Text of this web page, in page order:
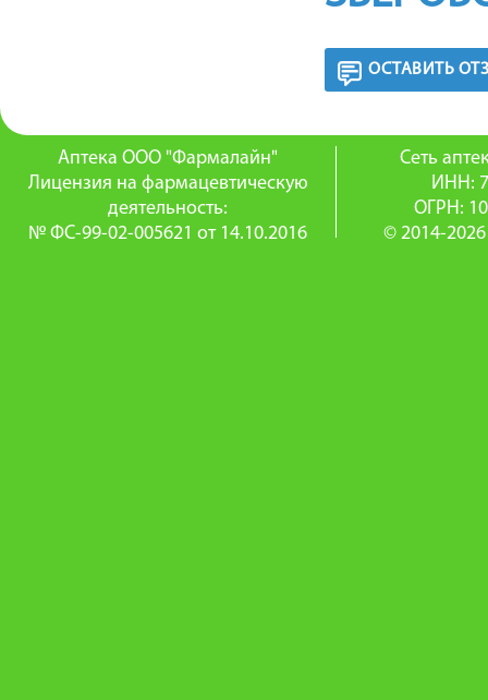
ОСТАВИТЬ
Аптека ООО "Фармалайн"
Лицензия на фармацевтическую
деятельность:
№ ФС-99-02-005621 от 14.10.2016
Сеть
ИНН:
ОГРН:
© 2014-